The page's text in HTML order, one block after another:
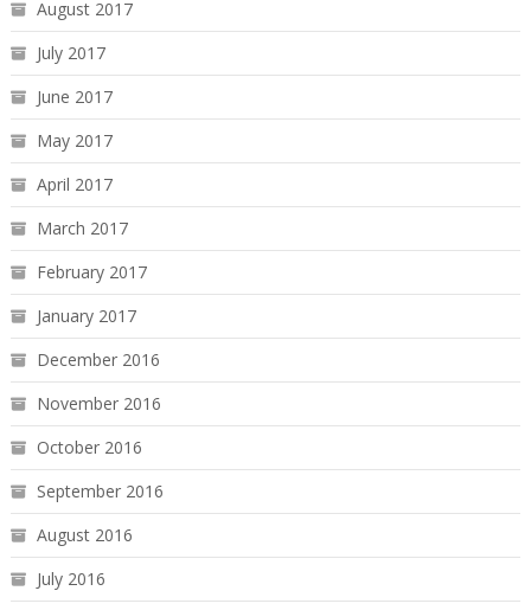
August 2017
July 2017
June 2017
May 2017
April 2017
March 2017
February 2017
January 2017
December 2016
November 2016
October 2016
September 2016
August 2016
July 2016